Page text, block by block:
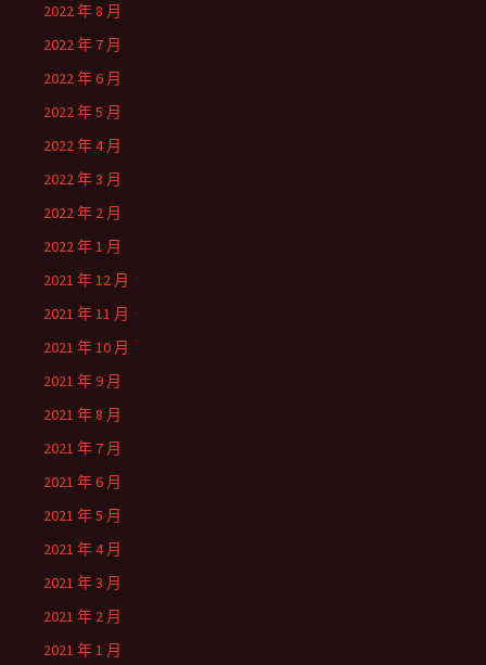
2022 年 8 月
2022 年 7 月
2022 年 6 月
2022 年 5 月
2022 年 4 月
2022 年 3 月
2022 年 2 月
2022 年 1 月
2021 年 12 月
2021 年 11 月
2021 年 10 月
2021 年 9 月
2021 年 8 月
2021 年 7 月
2021 年 6 月
2021 年 5 月
2021 年 4 月
2021 年 3 月
2021 年 2 月
2021 年 1 月